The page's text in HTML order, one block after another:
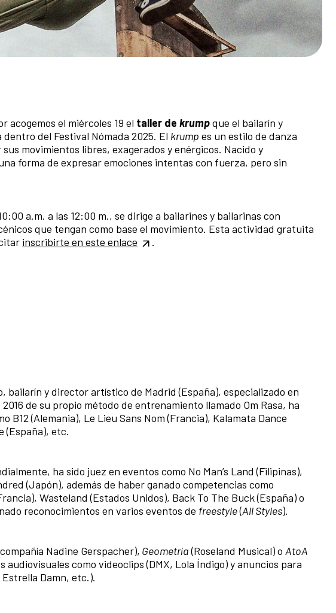
acogemos el miércoles 19 el taller de krumpque el bailarín y
del Festival Nómada 2025. El krump es un estilo de danza
movimientos libres, exagerados y enérgicos. Nacido y
forma de expresar emociones intentas con fuerza, pero sin
a.m. a las 12:00 m., se dirige a bailarines y bailarinas con
que tengan como base el movimiento. Esta actividad gratuita
inscribirte en este enlace .
bailarín y director artístico de Madrid (España), especializado en
de su propio método de entrenamiento llamado Om Rasa, ha
B12 (Alemania), Le Lieu Sans Nom (Francia), Kalamata Dance
(España), etc.
ha sido juez en eventos como No Man’s Land (Filipinas),
(Japón), además de haber ganado competencias como
Wasteland (Estados Unidos), Back To The Buck (España) o
reconocimientos en varios eventos de freestyle(All Styles).
Nadine Gerspacher), Geometría(Roseland Musical) o AtoA
como videoclips (DMX, Lola Índigo) y anuncios para
Damn, etc.).